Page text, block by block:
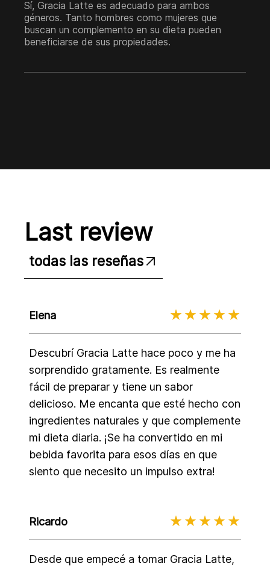
Sí, Gracia Latte es adecuado para ambos
géneros. Tanto hombres como mujeres que
buscan un complemento en su dieta pueden
beneficiarse de sus propiedades.
Last review
todas las reseñas
Elena
Descubrí Gracia Latte hace poco y me ha
sorprendido gratamente. Es realmente
fácil de preparar y tiene un sabor
delicioso. Me encanta que esté hecho con
ingredientes naturales y que complemente
mi dieta diaria. ¡Se ha convertido en mi
bebida favorita para esos días en que
siento que necesito un impulso extra!
Ricardo
Desde que empecé a tomar Gracia Latte,